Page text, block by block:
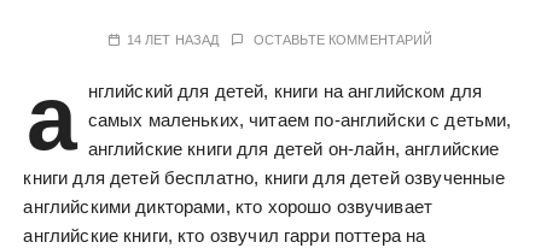
14 ЛЕТ НАЗАД ОСТАВЬТЕ КОММЕНТАРИЙ
а нглийский для детей, книги на английском для
самых маленьких, читаем по-английски с детьми,
английские книги для детей он-лайн, английские
книги для детей бесплатно, книги для детей озвученные
английскими дикторами, кто хорошо озвучивает
английские книги, кто озвучил гарри поттера на